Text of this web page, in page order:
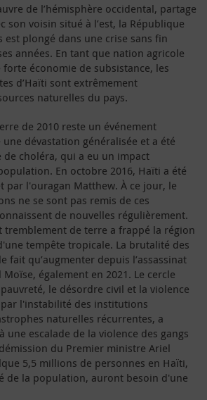
de l’hémisphère occidental, partage
son voisin situé à l’est, la République
est plongé dans une crise sans fin
années. En tant que nation agricole
économie de subsistance, les
d’Haïti sont extrêmement
naturelles du pays.
de 2010 reste un événement
dévastation généralisée et a été
choléra, qui a eu un impact
En octobre 2016, Haïti a été
par l'ouragan Matthew. À ce jour, le
ne se sont pas remis de ces
de nouvelles régulièrement.
tremblement de terre a frappé la région
tempête tropicale. La brutalité des
fait qu’augmenter depuis l’assassinat
également en 2021. Le cercle
le désordre civil et la violence
l'instabilité des institutions
naturelles récurrentes, a
une escalade de la violence des gangs
du Premier ministre Ariel
5,5 millions de personnes en Haïti,
de la population, auront besoin d'une